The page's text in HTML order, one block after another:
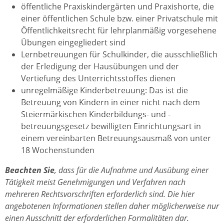
öffentliche Praxiskindergärten und Praxishorte, die
einer öffentlichen Schule bzw. einer Privatschule mit
Öffentlichkeitsrecht für lehrplanmäßig vorgesehene
Übungen eingegliedert sind
Lernbetreuungen für Schulkinder, die ausschließlich
der Erledigung der Hausübungen und der
Vertiefung des Unterrichtsstoffes dienen
unregelmäßige Kinderbetreuung: Das ist die
Betreuung von Kindern in einer nicht nach dem
Steiermärkischen Kinderbildungs- und -
betreuungsgesetz bewilligten Einrichtungsart in
einem vereinbarten Betreuungsausmaß von unter
18 Wochenstunden
Beachten Sie, dass für die Aufnahme und Ausübung einer
Tätigkeit meist Genehmigungen und Verfahren nach
mehreren Rechtsvorschriften erforderlich sind. Die hier
angebotenen Informationen stellen daher möglicherweise nur
einen Ausschnitt der erforderlichen Formalitäten dar.